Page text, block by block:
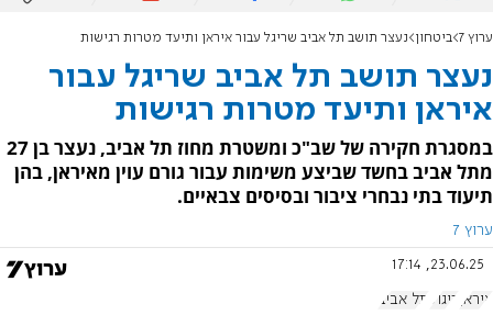
ערוץ 7 ביטחון נעצר תושב תל אביב שריגל עבור איראן ותיעד מטרות רגישות
נעצר תושב תל אביב שריגל עבור
איראן ותיעד מטרות רגישות
במסגרת חקירה של שב"כ ומשטרת מחוז תל אביב, נעצר בן 27
מתל אביב בחשד שביצע משימות עבור גורם עוין מאיראן, בהן
תיעוד בתי נבחרי ציבור ובסיסים צבאיים.
ערוץ 7
23.06.25, 17:14
איראן ריגול תל אביב